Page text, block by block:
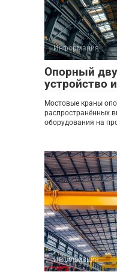
Информация
Опорный
устройство
Мостовые краны
распространённых
оборудования на
Информация